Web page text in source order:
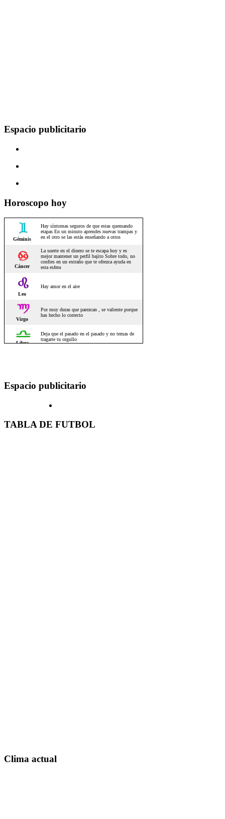
Espacio publicitario
Horoscopo hoy
Espacio publicitario
TABLA DE FUTBOL
Clima actual